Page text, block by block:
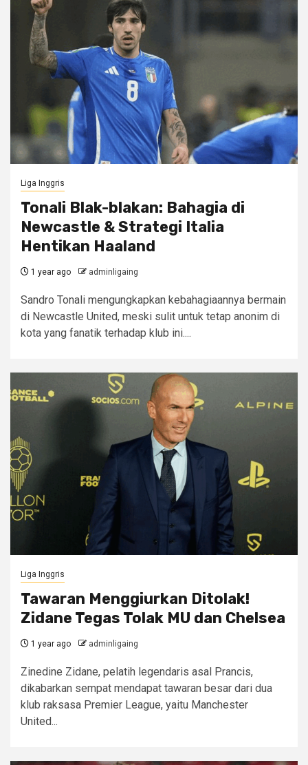
Liga Inggris
Tonali Blak-blakan: Bahagia di
Newcastle & Strategi Italia
Hentikan Haaland
1 year ago adminligaing
Sandro Tonali mengungkapkan kebahagiaannya bermain
di Newcastle United, meski sulit untuk tetap anonim di
kota yang fanatik terhadap klub ini....
Liga Inggris
Tawaran Menggiurkan Ditolak!
Zidane Tegas Tolak MU dan Chelsea
1 year ago adminligaing
Zinedine Zidane, pelatih legendaris asal Prancis,
dikabarkan sempat mendapat tawaran besar dari dua
klub raksasa Premier League, yaitu Manchester
United...